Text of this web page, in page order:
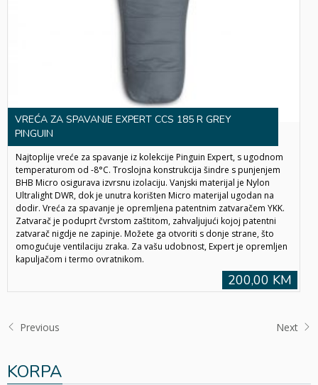
VREĆA ZA SPAVANJE EXPERT CCS 185 R GREY
PINGUIN
Najtoplije vreće za spavanje iz kolekcije Pinguin Expert, s ugodnom
temperaturom od -8°C. Troslojna konstrukcija šindre s punjenjem
BHB Micro osigurava izvrsnu izolaciju. Vanjski materijal je Nylon
Ultralight DWR, dok je unutra korišten Micro materijal ugodan na
dodir. Vreća za spavanje je opremljena patentnim zatvaračem YKK.
Zatvarač je poduprt čvrstom zaštitom, zahvaljujući kojoj patentni
zatvarač nigdje ne zapinje. Možete ga otvoriti s donje strane, što
omogućuje ventilaciju zraka. Za vašu udobnost, Expert je opremljen
kapuljačom i termo ovratnikom.
200,00 KM
Previous Next
KORPA